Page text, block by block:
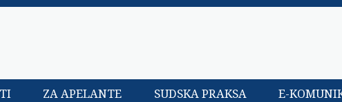
ZA APELANTE SUDSKA PRAKSA E-